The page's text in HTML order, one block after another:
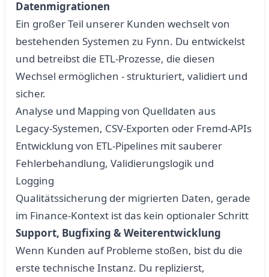
Datenmigrationen
Ein großer Teil unserer Kunden wechselt von
bestehenden Systemen zu Fynn. Du entwickelst
und betreibst die ETL-Prozesse, die diesen
Wechsel ermöglichen - strukturiert, validiert und
sicher.
Analyse und Mapping von Quelldaten aus
Legacy-Systemen, CSV-Exporten oder Fremd-APIs
Entwicklung von ETL-Pipelines mit sauberer
Fehlerbehandlung, Validierungslogik und
Logging
Qualitätssicherung der migrierten Daten, gerade
im Finance-Kontext ist das kein optionaler Schritt
Support, Bugfixing & Weiterentwicklung
Wenn Kunden auf Probleme stoßen, bist du die
erste technische Instanz. Du replizierst,